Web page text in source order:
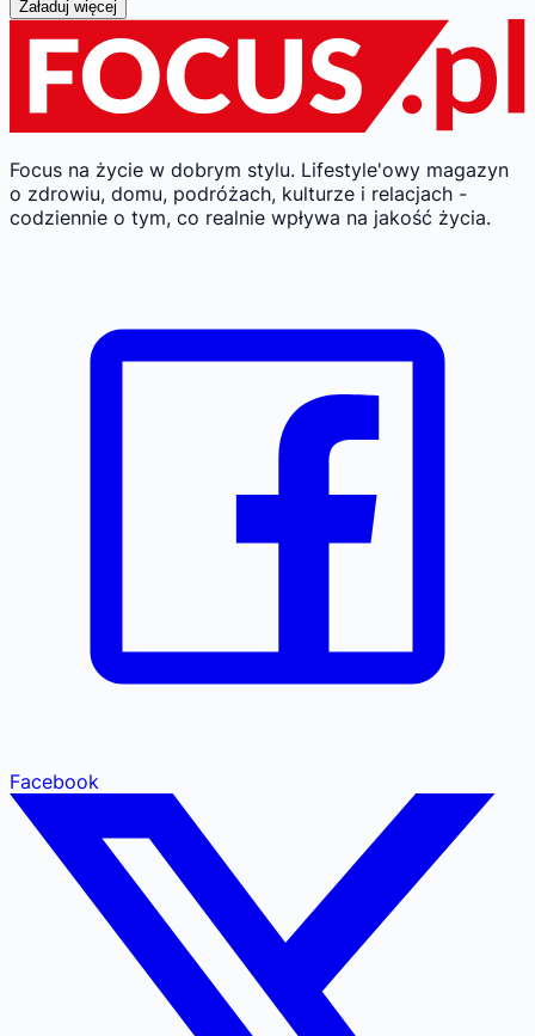
Załaduj więcej
Focus na życie w dobrym stylu. Lifestyle'owy magazyn
o zdrowiu, domu, podróżach, kulturze i relacjach -
codziennie o tym, co realnie wpływa na jakość życia.
Facebook